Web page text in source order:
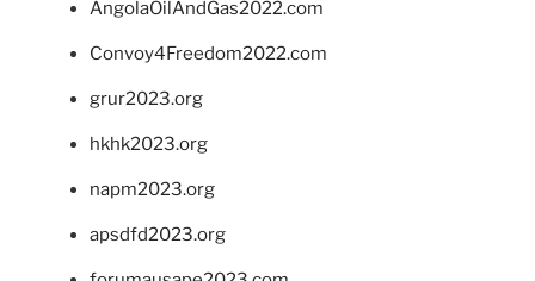
AngolaOilAndGas2022.com
Convoy4Freedom2022.com
grur2023.org
hkhk2023.org
napm2023.org
apsdfd2023.org